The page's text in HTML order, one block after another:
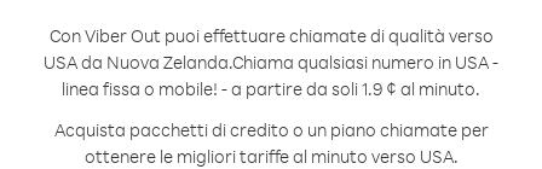
Con Viber Out puoi effettuare chiamate di qualità verso
USA da Nuova Zelanda.Chiama qualsiasi numero in USA -
linea fissa o mobile! - a partire da soli 1.9 ¢ al minuto.
Acquista pacchetti di credito o un piano chiamate per
ottenere le migliori tariffe al minuto verso USA.